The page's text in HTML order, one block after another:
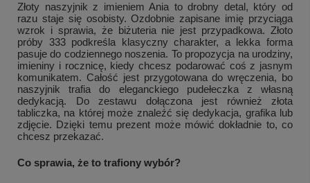
Złoty naszyjnik z imieniem Ania to drobny detal, który od
razu staje się osobisty. Ozdobnie zapisane imię przyciąga
wzrok i sprawia, że biżuteria nie jest przypadkowa. Złoto
próby 333 podkreśla klasyczny charakter, a lekka forma
pasuje do codziennego noszenia. To propozycja na urodziny,
imieniny i rocznicę, kiedy chcesz podarować coś z jasnym
komunikatem. Całość jest przygotowana do wręczenia, bo
naszyjnik trafia do eleganckiego pudełeczka z własną
dedykacją. Do zestawu dołączona jest również złota
tabliczka, na której może znaleźć się dedykacja, grafika lub
zdjęcie. Dzięki temu prezent może mówić dokładnie to, co
chcesz przekazać.
Co sprawia, że to trafiony wybór?